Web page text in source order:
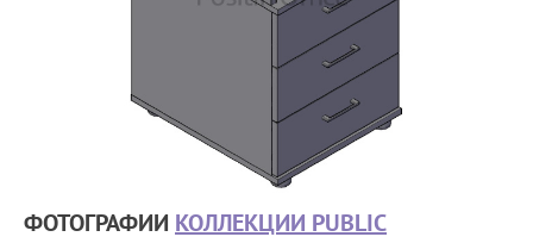
ФОТОГРАФИИ КОЛЛЕКЦИИ PUBLIC